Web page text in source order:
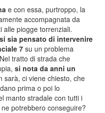
e con essa, purtroppo, la
accompagnata da
alle piogge torrenziali.
sia pensato di intervenire
7 su un problema
tratto di strada che
si nota da anni un
sarà, ci viene chiesto, che
prima o poi lo
manto stradale con tutti i
potrebbero conseguire?